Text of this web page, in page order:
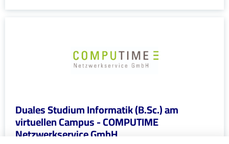
Duales Studium Informatik (B.Sc.) am
virtuellen Campus - COMPUTIME
Netzwerkservice GmbH